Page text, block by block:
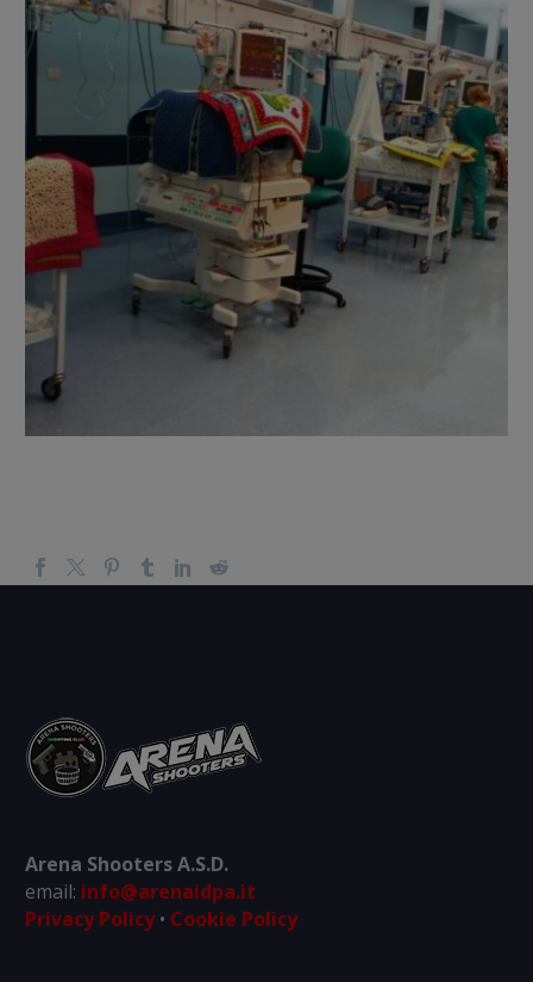
Arena Shooters A.S.D.
email: info@arenaidpa.it
Privacy Policy • Cookie Policy